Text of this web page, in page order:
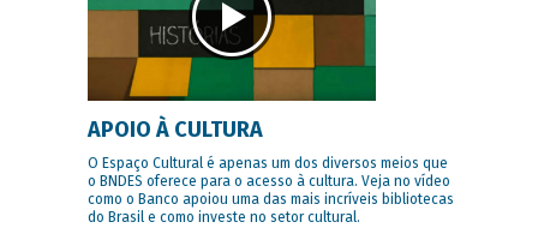
APOIO À CULTURA
O Espaço Cultural é apenas um dos diversos meios que
o BNDES oferece para o acesso à cultura. Veja no vídeo
como o Banco apoiou uma das mais incríveis bibliotecas
do Brasil e como investe no setor cultural.